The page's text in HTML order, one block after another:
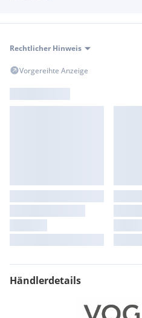
Rechtlicher Hinweis
Vorgereihte Anzeige
Händlerdetails